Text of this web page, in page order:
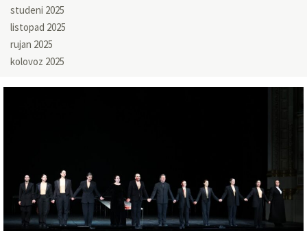
studeni 2025
listopad 2025
rujan 2025
kolovoz 2025